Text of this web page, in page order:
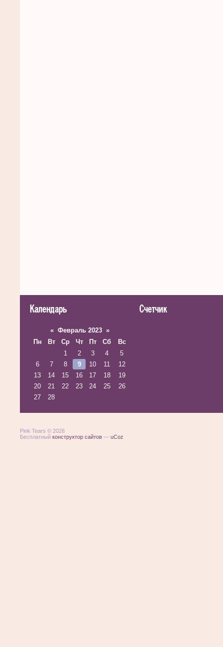
Календарь
« Февраль 2023 »
Пн
Вт Ср Чт Пт Сб
Вс
1
2 3 4
5
6
7 8 9 10 11
12
13
14 15 16 17 18
19
20
21 22 23 24 25
26
27
28
Счетчик
Pink Tears © 2026
Бесплатный конструктор сайтов — uCoz